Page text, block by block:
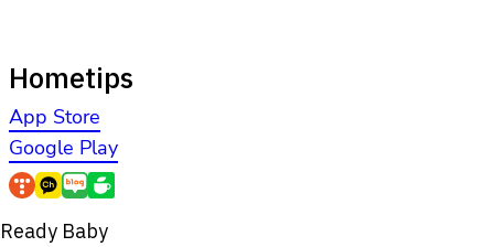
Hometips
App Store
Google Play
Ready Baby